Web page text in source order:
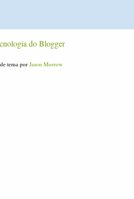
“Eu gostaria muito de estar aí
dez dias que estou com enxaqueca
onde fiquei internada. Meu corpo
do Blogger
tema porJason Morrow